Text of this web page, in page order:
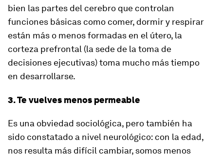
bien las partes del cerebro que controlan
funciones básicas como comer, dormir y respirar
están más o menos formadas en el útero, la
corteza prefrontal (la sede de la toma de
decisiones ejecutivas) toma mucho más tiempo
en desarrollarse.
3. Te vuelves menos permeable
Es una obviedad sociológica, pero también ha
sido constatado a nivel neurológico: con la edad,
nos resulta más difícil cambiar, somos menos